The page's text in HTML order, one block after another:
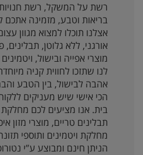
רשת על המשקל, רשת חנויות
בריאות וטבע, מזמינה אתכם
אצלנו תוכלו למצוא מגוון
אורגני, ללא גלוטן, תבלינים,
מוצרי אפייה ובישול,
לנו שתזכו לחווית קניה
אהבה לבישול, בין הטבע
הכי אישי שיש מעניקים
בית. אנו מציעים לכם מחלקת
תבלינים טריים, מוצרי מזון
מחלקת ויטמינים ותוספי
הניתן חינם ומבוצע ע”י